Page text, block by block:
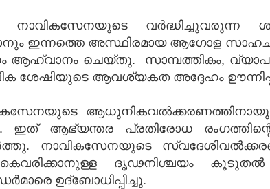
വർദ്ധിച്ചുവരുന്ന
ഇന്നത്തെ അസ്ഥിരമായ ആഗോള
ആഹ്വാനം ചെയ്തു. സാമ്പത്തികം,
ശേഷിയുടെ ആവശ്യകത അദ്ദേഹം
ഇത് ആഭ്യന്തര പ്രതിരോധ
നാവികസേനയുടെ
ദൃഢനിശ്ചയം കൂടുതൽ
ഉദ്‌ബോധിപ്പിച്ചു.